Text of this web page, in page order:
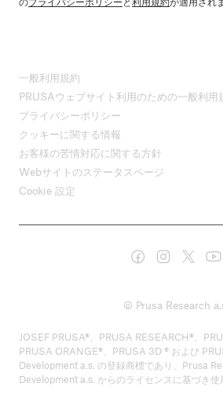
一般利用規約
PRUSAウェブサイト利用のための一般利用
プライバシーポリシー
クッキーに関する情報
お客様の苦情対応に関する方針
Webサイトのステータスページ
Cookie 設定
© Prusa Research
JOSEF PRUSA®、PRUSA RESEARCH®、
PRUSA ORANGE®、PRUSA 3D ® および
Development a.s. の登録商標であり、Prusa
Development a.s. からのライセンスに基づき使